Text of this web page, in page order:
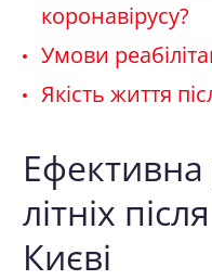
коронавірусу?
Умови
Якість життя
Ефективна
літніх
Києві